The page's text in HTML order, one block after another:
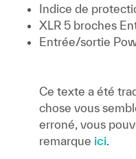
Indice de
XLR 5 broches
Entrée/sortie
Ce texte a été
chose vous
erroné, vous
remarque ici.